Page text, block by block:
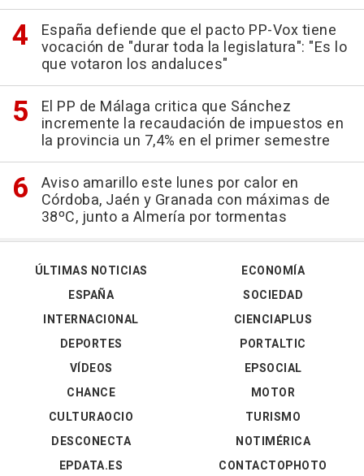
España defiende que el pacto PP-Vox tiene
vocación de "durar toda la legislatura": "Es lo
que votaron los andaluces"
El PP de Málaga critica que Sánchez
incremente la recaudación de impuestos en
la provincia un 7,4% en el primer semestre
Aviso amarillo este lunes por calor en
Córdoba, Jaén y Granada con máximas de
38ºC, junto a Almería por tormentas
ÚLTIMAS NOTICIAS
ESPAÑA
INTERNACIONAL
DEPORTES
VÍDEOS
ECONOMÍA
SOCIEDAD
CIENCIAPLUS
PORTALTIC
EPSOCIAL
CHANCE
CULTURAOCIO
DESCONECTA
EPDATA.ES
MOTOR
TURISMO
NOTIMÉRICA
CONTACTOPHOTO